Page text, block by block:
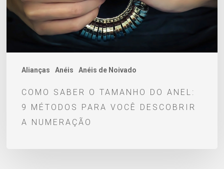
Alianças Anéis Anéis de Noivado
9
métodos
você
descobrir
COMO SABER O TAMANHO DO ANEL:
9 MÉTODOS PARA VOCÊ DESCOBRIR
A NUMERAÇÃO